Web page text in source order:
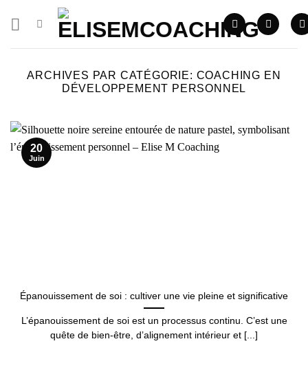
ARCHIVES PAR CATÉGORIE: COACHING EN
DÉVELOPPEMENT PERSONNEL
Épanouissement de soi : cultiver une vie pleine et significative
L’épanouissement de soi est un processus continu. C’est une
quête de bien-être, d’alignement intérieur et [...]
20
Juin